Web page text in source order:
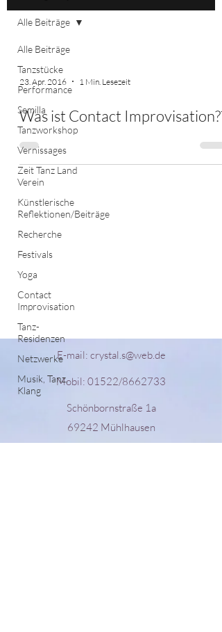
Alle Beiträge
Tanzstücke
Performance
Semilla
Tanzworkshop
Vernissages
Zeit Tanz Land
Verein
Künstlerische
Reflektionen/Beiträge
Recherche
Festivals
Yoga
Contact
Improvisation
Tanz-
Residenzen
Netzwerke
Musik, Tanz,
Klang
Alle Beiträge
23. Apr. 2016 1 Min. Lesezeit
Was ist Contact Improvisation??
E-mail: crystal.s@web.de
Mobil: 01522/8662733
Schönbornstraße 1a
69242 Mühlhausen
Deutschland